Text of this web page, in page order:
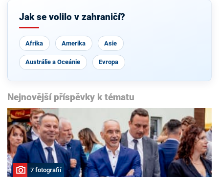
Jak se volilo v zahraničí?
Afrika Amerika Asie
Austrálie a Oceánie Evropa
Nejnovější příspěvky k tématu
7 fotografií